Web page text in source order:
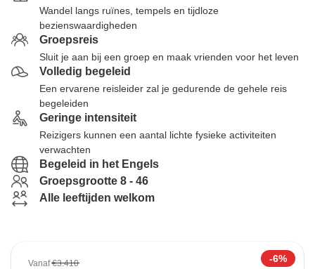
Wandel langs ruïnes, tempels en tijdloze
bezienswaardigheden
Groepsreis
Sluit je aan bij een groep en maak vrienden voor het leven
Volledig begeleid
Een ervarene reisleider zal je gedurende de gehele reis
begeleiden
Geringe intensiteit
Reizigers kunnen een aantal lichte fysieke activiteiten
verwachten
Begeleid in het Engels
Groepsgrootte 8 - 46
Alle leeftijden welkom
Vanaf€3.410 -6%